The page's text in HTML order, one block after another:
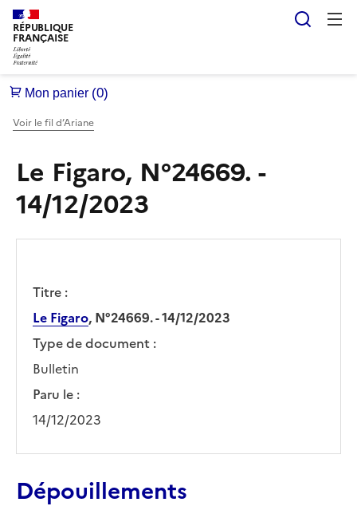
RÉPUBLIQUE
FRANÇAISE
Voir le fil d’Ariane
Le Figaro, N°24669. -
14/12/2023
Titre :
Le Figaro, N°24669. - 14/12/2023
Type de document :
Bulletin
Paru le :
14/12/2023
Dépouillements